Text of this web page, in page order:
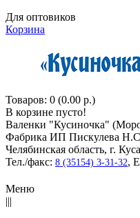
Для оптовиков
Корзина
Товаров: 0 (0.00 р.)
В корзине пусто!
Валенки "Кусиночкa"
Фабрика ИП Пискулева
Челябинская область, г.
Тел./факс: 8 (35154) 3-31-32,
Меню
|||